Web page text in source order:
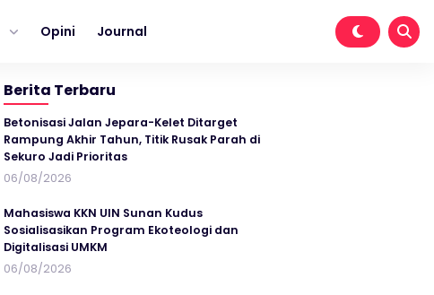
Opini Journal
Berita Terbaru
Betonisasi Jalan Jepara-Kelet Ditarget
Rampung Akhir Tahun, Titik Rusak Parah di
Sekuro Jadi Prioritas
06/08/2026
Mahasiswa KKN UIN Sunan Kudus
Sosialisasikan Program Ekoteologi dan
Digitalisasi UMKM
06/08/2026